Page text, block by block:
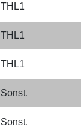
THL1
THL1
THL1
Sonst.
Sonst.